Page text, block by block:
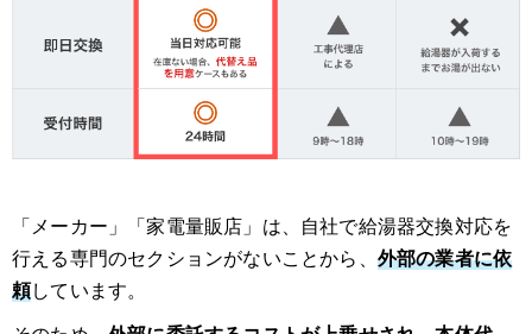
「メーカー」「家電量販店」は、自社で給湯器交換対応を
行える専門のセクションがないことから、 外部の業者に依
頼しています。